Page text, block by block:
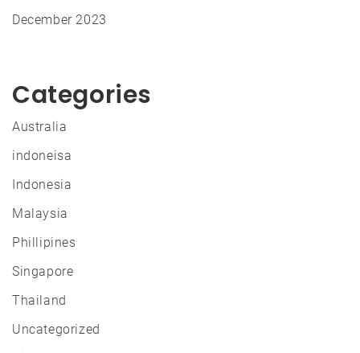
December 2023
Categories
Australia
indoneisa
Indonesia
Malaysia
Phillipines
Singapore
Thailand
Uncategorized